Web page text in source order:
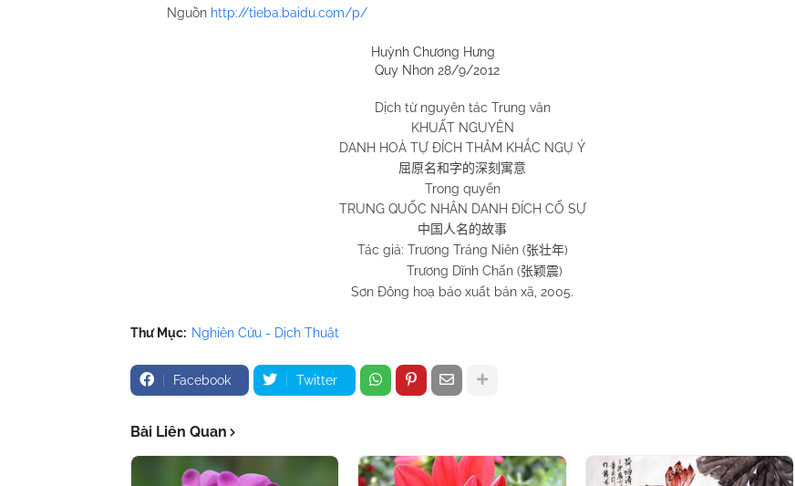
Nguồn http://tieba.baidu.com/p/
Huỳnh Chương Hưng
Quy Nhơn 28/9/2012
Dịch từ nguyên tác Trung văn
KHUẤT NGUYÊN
DANH HOÀ TỰ ĐÍCH THÂM KHẮC NGỤ Ý
屈原名和字的深刻寓意
Trong quyển
TRUNG QUỐC NHÂN DANH ĐÍCH CỐ SỰ
中国人名的故事
Tác giả: Trương Tráng Niên (张壮年)
Trương Dĩnh Chấn (张颖震)
Sơn Đông hoạ báo xuất bản xã, 2005.
Thư Mục: Nghiên Cứu - Dịch Thuật
Facebook Twitter
Bài Liên Quan